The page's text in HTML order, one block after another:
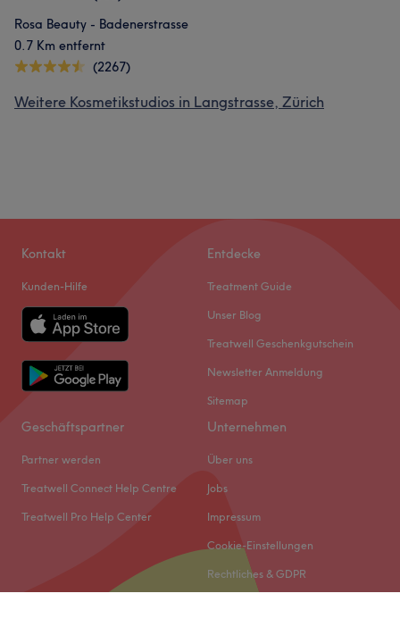
Rosa Beauty - Badenerstrasse
0.7 Km entfernt
(2267)
Weitere Kosmetikstudios in Langstrasse, Zürich
Kontakt
Kunden-Hilfe
Entdecke
Treatment Guide
Unser Blog
Treatwell Geschenkgutschein
Newsletter Anmeldung
Sitemap
Geschäftspartner
Partner werden
Treatwell Connect Help Centre
Treatwell Pro Help Center
Unternehmen
Über uns
Jobs
Impressum
Cookie-Einstellungen
Rechtliches & GDPR